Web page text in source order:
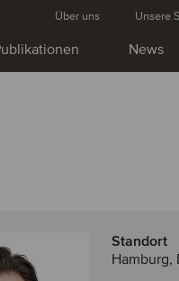
News
Über uns Unsere
Standort
Hamburg,